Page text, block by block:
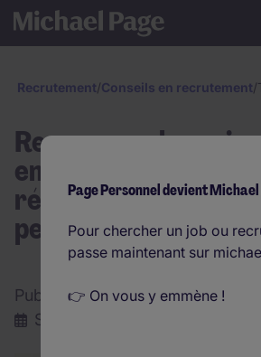
Recrutement/Conseils en recrutement/
Ressources
enjeux d’attraction
rétention des
perdurent
Publié par:Michael Page
Septembre 2019
Page Personnel devient Michael
Pour chercher un job ou
passe maintenant sur
👉 On vous y emmène !